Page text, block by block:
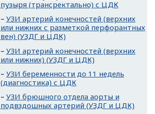
пузыря (трансректально) с ЦДК
УЗИ артерий конечностей (верхних
или нижних с разметкой перфорантных
вен) (УЗДГ и ЦДК)
УЗИ артерий конечностей (верхних
или нижних) (УЗДГ и ЦДК)
УЗИ беременности до 11 недель
(диагностика) с ЦДК
УЗИ брюшного отдела аорты и
подвздошных артерий (УЗДГ и ЦДК)